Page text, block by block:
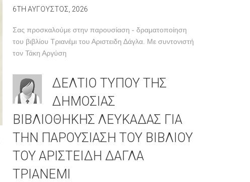
6TH ΑΥΓΟΥΣΤΟΣ, 2026
Σας προσκαλούμε στην παρουσίαση - δραματοποίηση
του βιβλίου Τριανέμι του Αριστειδη Δάγλα. Με συντονιστή
τον Τάκη Αργύση
ΔΕΛΤΙΟ ΤΥΠΟΥ ΤΗΣ
ΔΗΜΟΣΙΑΣ
ΒΙΒΛΙΟΘΗΚΗΣ ΛΕΥΚΑΔΑΣ ΓΙΑ
ΤΗΝ ΠΑΡΟΥΣΙΑΣΗ ΤΟΥ ΒΙΒΛΙΟΥ
ΤΟΥ ΑΡΙΣΤΕΙΔΗ ΔΑΓΛΑ
ΤΡΙΑΝΕΜΙ